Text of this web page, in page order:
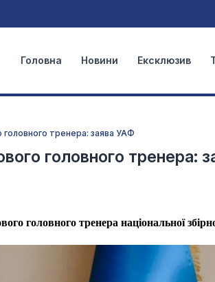
Головна Новини Ексклюзив
головного тренера: заява УАФ
головного тренера:
головного тренера національної